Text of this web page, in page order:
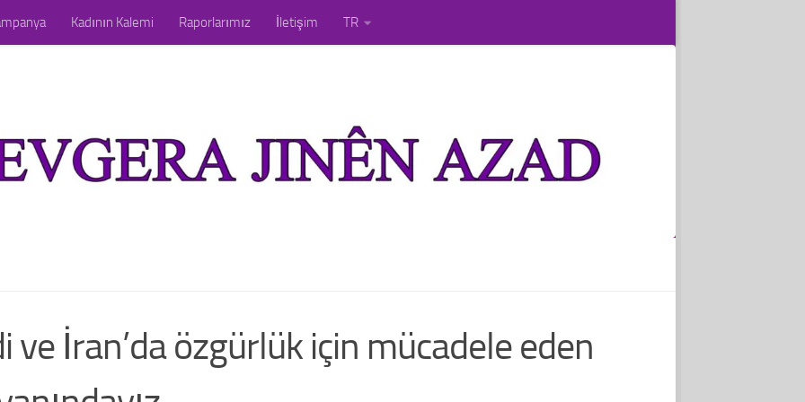
Kadının Kalemi Raporlarımız İletişim TR
İran’da özgürlük için mücadele eden